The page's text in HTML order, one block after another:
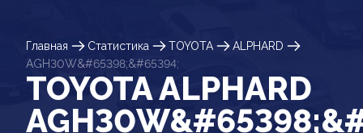
Главная Статистика TOYOTA
ALPHARD
AGH30W&#65398;&#65394;
TOYOTA ALPHARD